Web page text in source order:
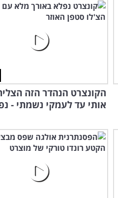
הקונצרט הנהדר הזה
אותי עד לעמקי נשמתי -